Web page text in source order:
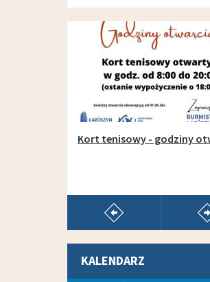
SPORT I REKREACJA
pokaż poprzedni
KALENDARZ